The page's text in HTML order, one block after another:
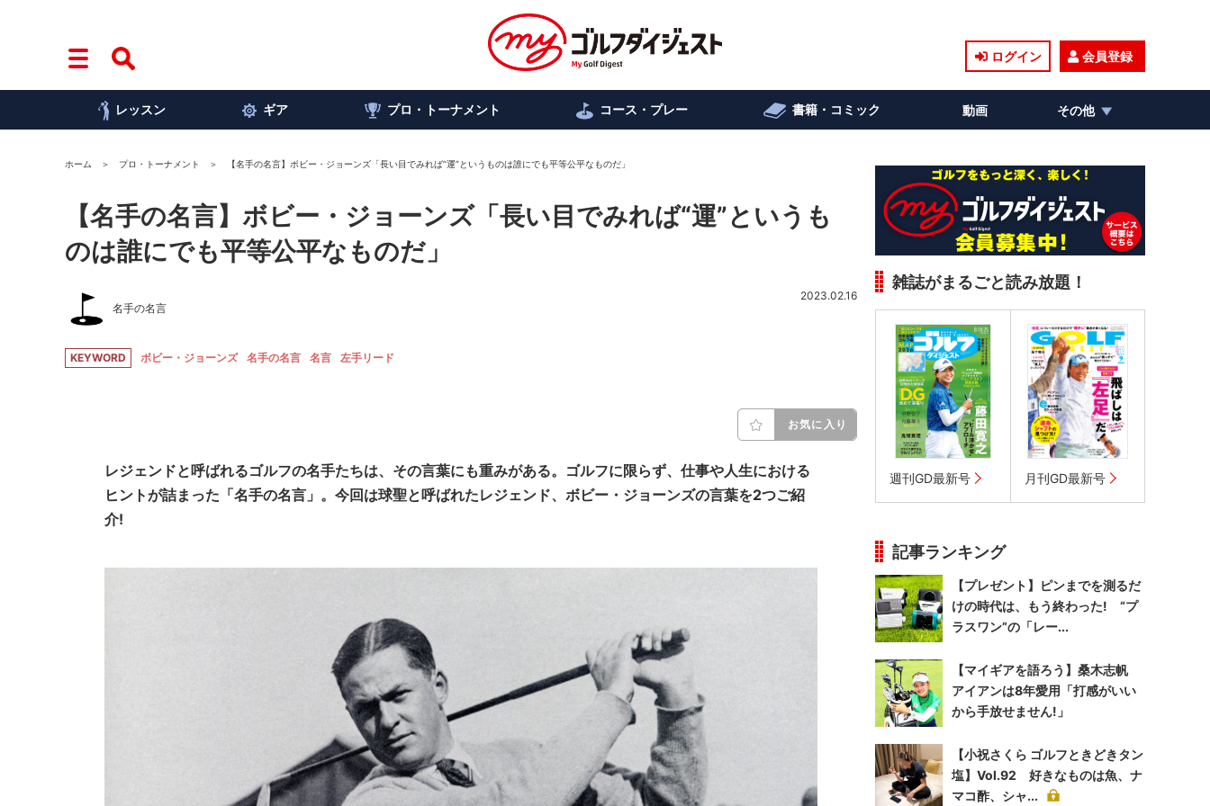
ログイン 会員登録
レッスン ギア プロ・トーナメント コース・プレー 書籍・コミック 動画 その他
ホーム プロ・トーナメント 【名手の名言】ボビー・ジョーンズ「長い目でみれば“運”というものは誰にでも平等公平なものだ」
【名手の名言】ボビー・ジョーンズ「長い目でみれば“運”というも
のは誰にでも平等公平なものだ」
名手の名言
2023.02.16
KEYWORD ボビー・ジョーンズ 名手の名言 名言 左手リード
お気に入り
レジェンドと呼ばれるゴルフの名手たちは、その言葉にも重みがある。ゴルフに限らず、仕事や人生における
ヒントが詰まった「名手の名言」。今回は球聖と呼ばれたレジェンド、ボビー・ジョーンズの言葉を2つご紹
介!
雑誌がまるごと読み放題！
週刊GD最新号 月刊GD最新号
記事ランキング
【プレゼント】ピンまでを測るだ
けの時代は、もう終わった! “プ
ラスワン”の「レー...
【マイギアを語ろう】桑木志帆
アイアンは8年愛用「打感がいい
から手放せません!」
【小祝さくら ゴルフときどきタン
塩】Vol.92 好きなものは魚、ナ
マコ酢、シャ...